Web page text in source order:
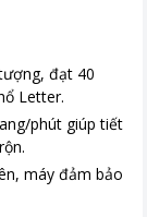
đạt 40
Letter.
phút giúp tiết
máy đảm bảo